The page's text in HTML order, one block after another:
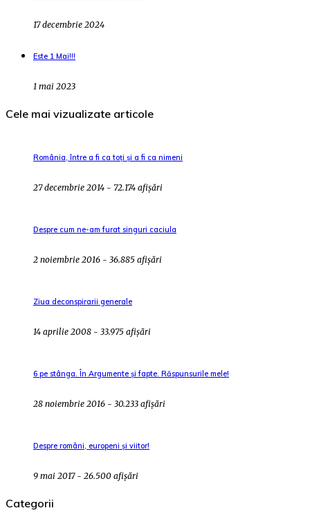
17 decembrie 2024
Este 1 Mai!!!
1 mai 2023
Cele mai vizualizate articole
România, între a fi ca toți și a fi ca nimeni
27 decembrie 2014 - 72.174 afișări
Despre cum ne-am furat singuri caciula
2 noiembrie 2016 - 36.885 afișări
Ziua deconspirarii generale
14 aprilie 2008 - 33.975 afișări
6 pe stânga. În Argumente și fapte. Răspunsurile mele!
28 noiembrie 2016 - 30.233 afișări
Despre români, europeni și viitor!
9 mai 2017 - 26.500 afișări
Categorii